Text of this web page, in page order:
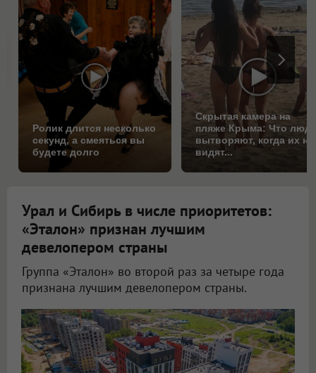
Ролик длится несколько
секунд, а смеяться вы
будете долго
Скрытая камера на
пляже Крыма: Что
вытворяют, когда их не
видят...
Урал и Сибирь в числе приоритетов:
«Эталон» признан лучшим
девелопером страны
Группа «Эталон» во второй раз за четыре года
признана лучшим девелопером страны.